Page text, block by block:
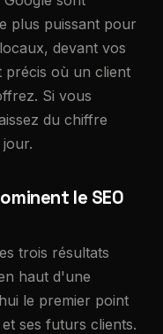
plus puissant pour
devant vos
précis où un client
Si vous
du chiffre
le SEO
trois résultats
haut d'une
le premier point
ses futurs clients.